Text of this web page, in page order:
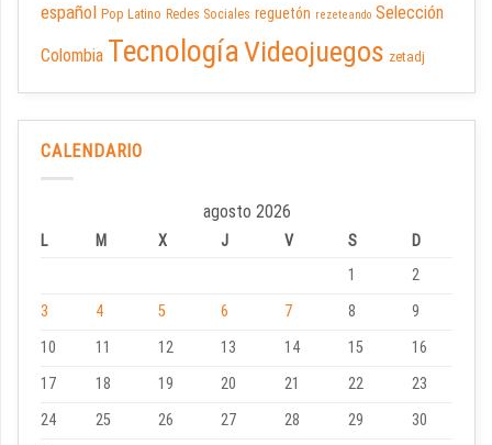
español Pop Latino Redes Sociales reguetón rezeteando Selección
Colombia TecnologíaVideojuegos zetadj
CALENDARIO
agosto 2026
L M X J V S
D
1
2
3
4 5 6 7 8
9
10
11 12 13 14 15
16
17
18 19 20 21 22
23
24
25 26 27 28 29
30